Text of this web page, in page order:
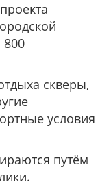
скверы,
условия
путём